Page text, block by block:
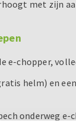
met zijn
e-chopper,
helm) en
onderweg e-